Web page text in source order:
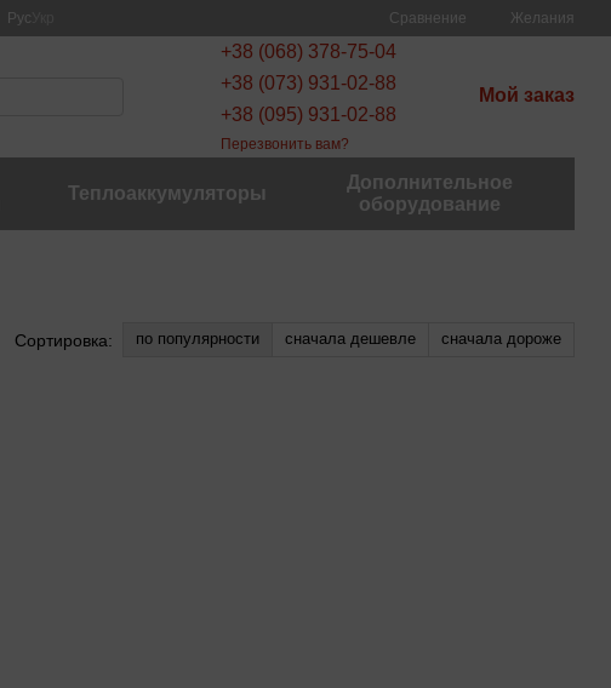
Рус Сравнение Желания
+38 (068) 378-75-04
+38 (073) 931-02-88
+38 (095) 931-02-88
Перезвонить вам?
Мой заказ
Теплоаккумуляторы
Дополнительное
оборудование
Сортировка: по популярности сначала дешевле сначала дороже